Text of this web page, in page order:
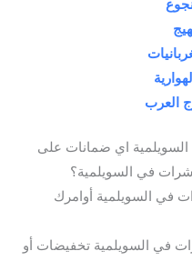
العرب
اي ضمانات على
في السويلمية؟
في السويلمية أوامرك
في السويلمية تخفيضات أو